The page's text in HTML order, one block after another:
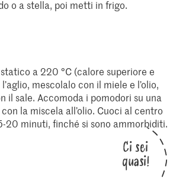
o a stella, poi metti in frigo.
a 220 °C (calore superiore e
mescolalo con il miele e l’olio,
il sale. Accomoda i pomodori su una
la miscela all’olio. Cuoci al centro
20 minuti, finché si sono ammorbiditi.
Ci sei
quasi!